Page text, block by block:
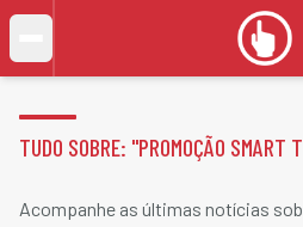
TUDO SOBRE: "PROMOÇÃO SMART
Acompanhe as últimas notícias